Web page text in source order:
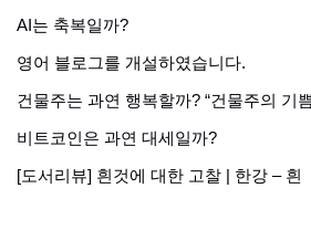
AI는 축복일까?
영어 블로그를 개설하였습니다.
건물주는 과연 행복할까? “건물주의 기
비트코인은 과연 대세일까?
[도서리뷰] 흰것에 대한 고찰 | 한강 – 흰